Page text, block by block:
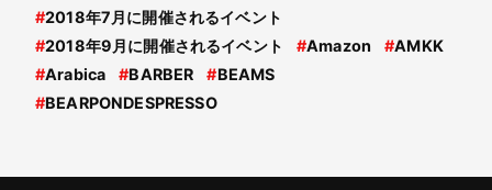
#2018年7月に開催されるイベント
#2018年9月に開催されるイベント #Amazon #AMKK
#Arabica #BARBER #BEAMS
#BEARPONDESPRESSO